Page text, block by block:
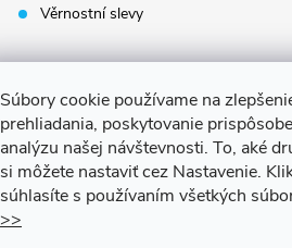
Súbory cookie používame na
prehliadania, poskytovanie
analýzu našej návštevnosti. To, aké
si môžete nastaviť cez Nastavenie.
súhlasíte s používaním všetkých
>>
Věrnostní slevy